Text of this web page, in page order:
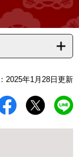
2025年1月28日更新